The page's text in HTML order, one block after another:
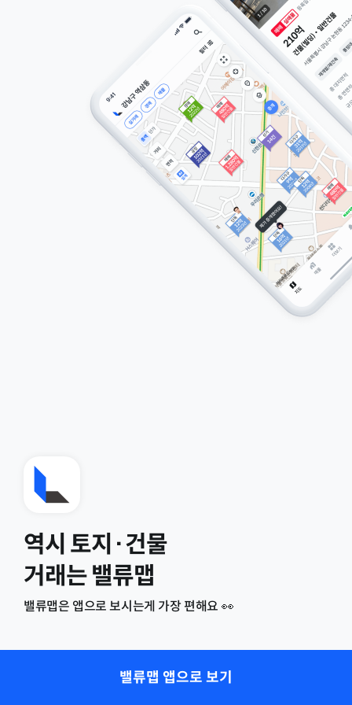
역시 토지·건물
거래는 밸류맵
밸류맵은 앱으로 보시는게 가장 편해요 👀
밸류맵 앱으로 보기